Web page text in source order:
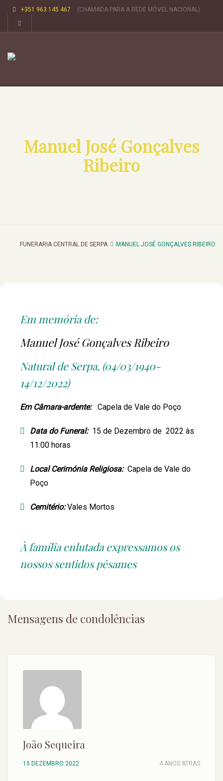
+351 963 145 467 (CHAMADA PARA A REDE MÓVEL NACIONAL)
Manuel José Gonçalves
Ribeiro
FUNERARIA CENTRAL DE SERPA MANUEL JOSÉ GONÇALVES RIBEIRO
Em memória de:
Manuel José Gonçalves Ribeiro
Natural de Serpa, (04/03/1940-
14/12/2022)
Em Câmara-ardente: Capela de Vale do Poço
Data do Funeral: 15 de Dezembro de 2022 às
11:00 horas
Local Cerimónia Religiosa: Capela de Vale do
Poço
Cemitério:Vales Mortos
À família enlutada expressamos os
nossos sentidos pêsames
Mensagens de condolências
João Sequeira
15 DEZEMBRO 2022 4 ANOS ATRAS